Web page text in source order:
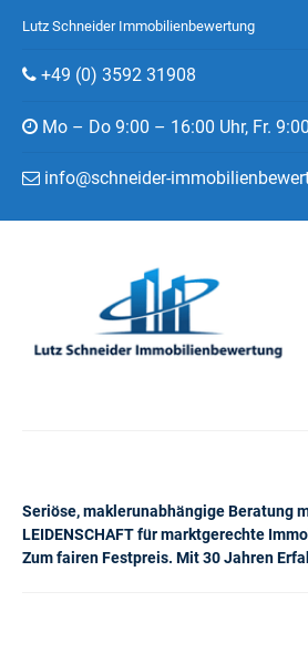
Lutz Schneider Immobilienbewertung
+49 (0) 3592 31908
Mo – Do 9:00 – 16:00 Uhr, Fr.
info@schneider-
Seriöse, maklerunabhängige Beratung
LEIDENSCHAFT für marktgerechte
Zum fairen Festpreis. Mit 30 Jahren